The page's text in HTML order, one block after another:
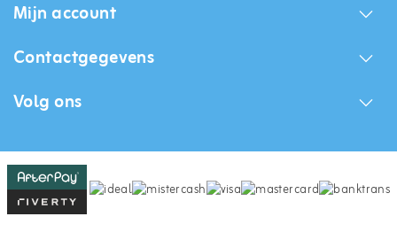
Mijn account
Contactgegevens
Volg ons